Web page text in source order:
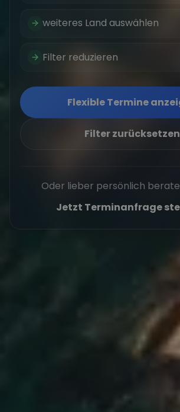
weiteres Land auswählen
Filter reduzieren
Flexible Termine
Filter zurücksetzen
Oder lieber persönlich
Jetzt Terminanfrage